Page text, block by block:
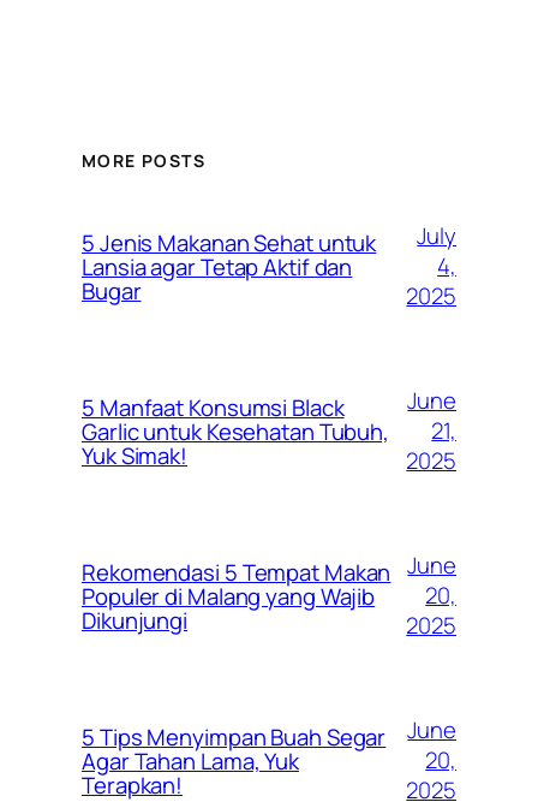
MORE POSTS
5 Jenis Makanan Sehat untuk
Lansia agar Tetap Aktif dan
Bugar
July
4,
2025
5 Manfaat Konsumsi Black
Garlic untuk Kesehatan Tubuh,
Yuk Simak!
June
21,
2025
Rekomendasi 5 Tempat Makan
Populer di Malang yang Wajib
Dikunjungi
June
20,
2025
5 Tips Menyimpan Buah Segar
Agar Tahan Lama, Yuk
Terapkan!
June
20,
2025